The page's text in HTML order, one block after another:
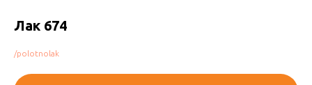
Лак 674
/polotnolak